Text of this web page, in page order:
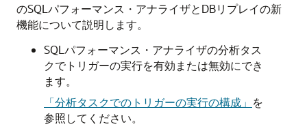
のSQLパフォーマンス・アナライザとDBリプレイの新
機能について説明します。
SQLパフォーマンス・アナライザの分析タス
クでトリガーの実行を有効または無効にでき
ます。
「分析タスクでのトリガーの実行の構成」 を
参照してください。